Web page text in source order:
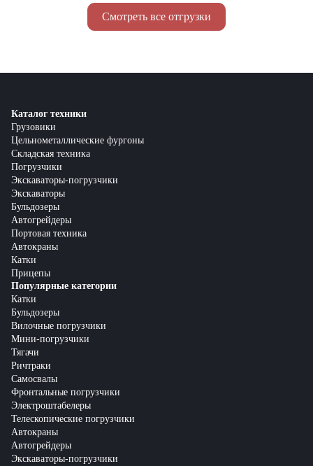
Смотреть все отгрузки
Каталог техники
Грузовики
Цельнометаллические фургоны
Складская техника
Погрузчики
Экскаваторы-погрузчики
Экскаваторы
Бульдозеры
Автогрейдеры
Портовая техника
Автокраны
Катки
Прицепы
Популярные категории
Катки
Бульдозеры
Вилочные погрузчики
Мини-погрузчики
Тягачи
Ричтраки
Самосвалы
Фронтальные погрузчики
Электроштабелеры
Телескопические погрузчики
Автокраны
Автогрейдеры
Экскаваторы-погрузчики